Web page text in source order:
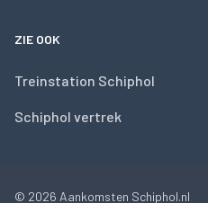
ZIE OOK
Treinstation Schiphol
Schiphol vertrek
© 2026 Aankomsten Schiphol.nl